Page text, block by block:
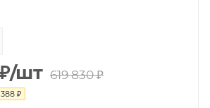
₽/шт 619 830₽
₽